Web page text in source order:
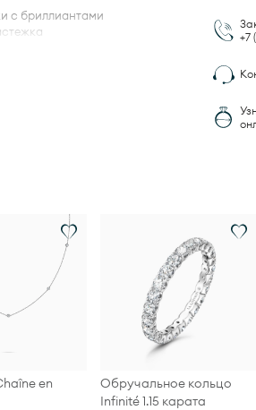
с бриллиантами
+7
en
Обручальное кольцо
Infinité 1.15 карата